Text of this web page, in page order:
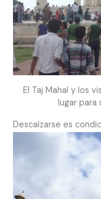
El Taj Mahal y los
lugar
Descalzarse es